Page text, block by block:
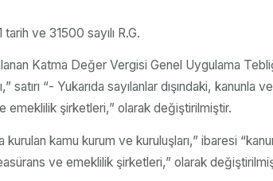
ve 31500 sayılı R.G.
Katma Değer Vergisi Genel Uygulama
satırı “- Yukarıda sayılanlar dışındaki,
emeklilik şirketleri,” olarak değiştirilmiştir.
kamu kurum ve kuruluşları,” ibaresi
ve emeklilik şirketleri,” olarak